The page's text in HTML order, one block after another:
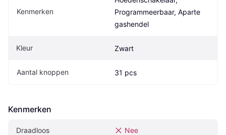
Kenmerken
Programmeerbaar, Aparte
gashendel
Kleur Zwart
Aantal knoppen 31 pcs
Kenmerken
Draadloos Nee